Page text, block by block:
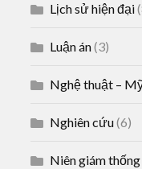
Lịch sử hiện đại
Luận án(3)
Nghệ thuật –
Nghiên cứu(6)
Niên giám